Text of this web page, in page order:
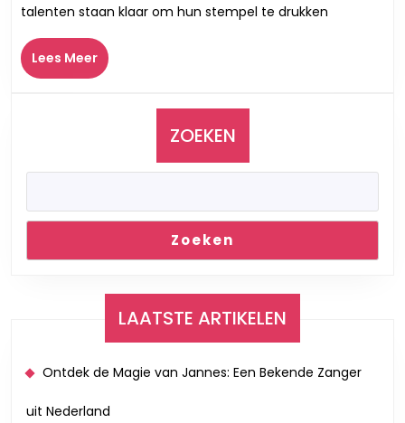
De
Nieuwe
Stemmen
van
Morgen
talenten staan klaar om hun stempel te drukken
Lees MeerLees
Meer
ZOEKEN
Zoeken
LAATSTE ARTIKELEN
Ontdek de Magie van Jannes: Een Bekende Zanger
uit Nederland